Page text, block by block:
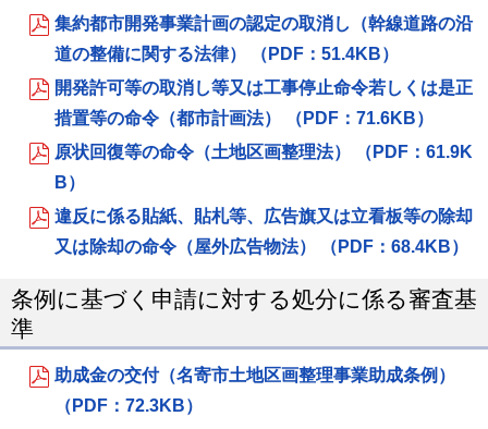
集約都市開発事業計画の認定の取消し（幹線道路の沿
道の整備に関する法律） （PDF：51.4KB）
開発許可等の取消し等又は工事停止命令若しくは是正
措置等の命令（都市計画法） （PDF：71.6KB）
原状回復等の命令（土地区画整理法） （PDF：61.9K
B）
違反に係る貼紙、貼札等、広告旗又は立看板等の除却
又は除却の命令（屋外広告物法） （PDF：68.4KB）
条例に基づく申請に対する処分に係る審査基
準
助成金の交付（名寄市土地区画整理事業助成条例）
（PDF：72.3KB）